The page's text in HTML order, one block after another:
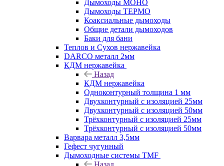
Дымоходы МОНО
Дымоходы ТЕРМО
Коаксиальные дымоходы
Общие детали дымоходов
Баки для бани
Теплов и Сухов нержавейка
DARCO металл 2мм
КДМ нержавейка
Назад
КДМ нержавейка
Одноконтурный толщина 1 мм
Двухконтурный с изоляцией 25мм
Двухконтурный с изоляцией 50мм
Трёхконтурный с изоляцией 25мм
Трёхконтурный с изоляцией 50мм
Варвара металл 3,5мм
Гефест чугунный
Дымоходные системы TMF
Назад